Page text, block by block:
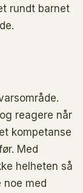
rundt barnet
reagere når
kompetanse
Med
helheten så
noe med